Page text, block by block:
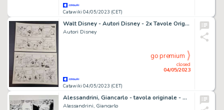
Catawiki 04/05/2023 (CET)
Walt Disney - Autori Disney - 2x Tavole Originali "Paperino e il Tappeto Aureo" - Page volante - Exemplaire unique - (1996)
Autori Disney
Catawiki 04/05/2023 (CET)
closed
04/05/2023
go premium
Alessandrini, Giancarlo - tavola originale - Martin Mystère
Alessandrini, Giancarlo